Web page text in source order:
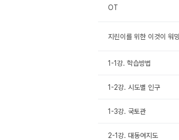
OT
지린이를 위한 이것이 워
1-1강. 학습방법
1-2강. 시도별 인구
1-3강. 국토관
2-1강. 대동여지도